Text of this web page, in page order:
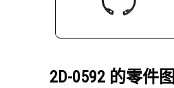
2D-0592 的零件图